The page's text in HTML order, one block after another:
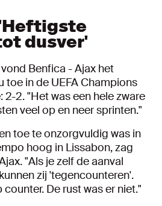
dusver'
Benfica - Ajax het
toe in de UEFA Champions
2. "Het was een hele zware
veel op en neer sprinten."
toe te onzorgvuldig was in
hoog in Lissabon, zag
"Als je zelf de aanval
zij 'tegencounteren'.
De rust was er niet."